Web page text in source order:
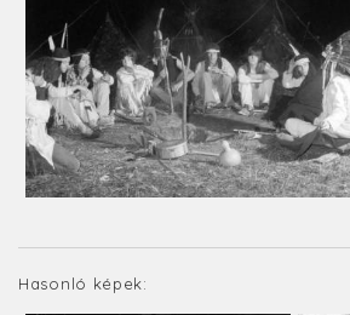
Hasonló képek: